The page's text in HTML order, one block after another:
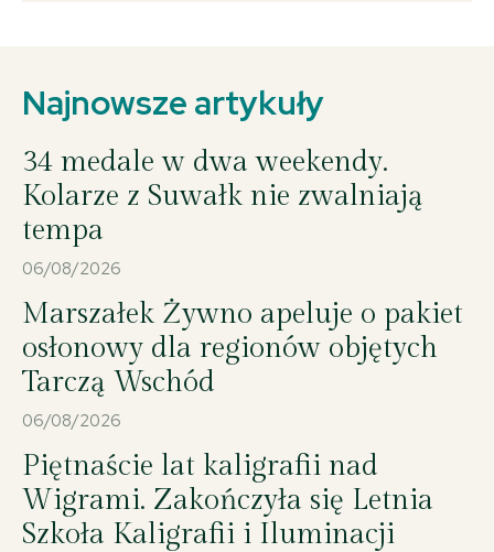
Najnowsze artykuły
34 medale w dwa weekendy.
Kolarze z Suwałk nie zwalniają
tempa
06/08/2026
Marszałek Żywno apeluje o pakiet
osłonowy dla regionów objętych
Tarczą Wschód
06/08/2026
Piętnaście lat kaligrafii nad
Wigrami. Zakończyła się Letnia
Szkoła Kaligrafii i Iluminacji